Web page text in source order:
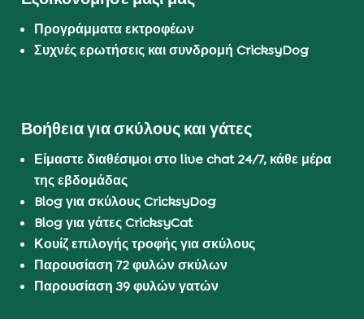
Προγράμματα εκτροφέων
Συχνές ερωτήσεις και συνδρομή CricksyDog
Βοήθεια για σκύλους και γάτες
Είμαστε διαθέσιμοι στο live chat 24/7, κάθε μέρα
της εβδομάδας
Blog για σκύλους CricksyDog
Blog για γάτες CricksyCat
Κουίζ επιλογής τροφής για σκύλους
Παρουσίαση 72 φυλών σκύλων
Παρουσίαση 39 φυλών γατών